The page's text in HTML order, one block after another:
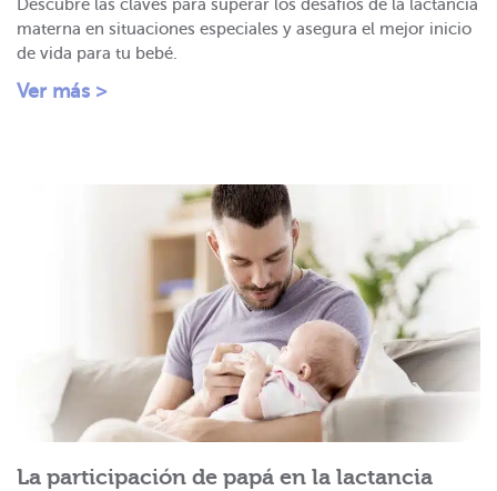
Descubre las claves para superar los desafíos de la lactancia
materna en situaciones especiales y asegura el mejor inicio
de vida para tu bebé.
Ver más >
La participación de papá en la lactancia